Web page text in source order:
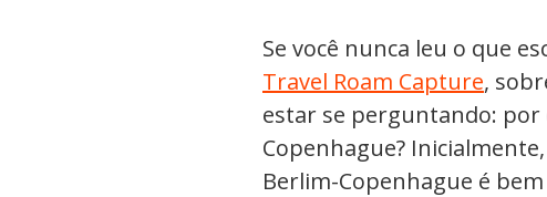
Se você nunca leu o que
Travel Roam Capture,
estar se perguntando: por
Copenhague?
Berlim-Copenhague é